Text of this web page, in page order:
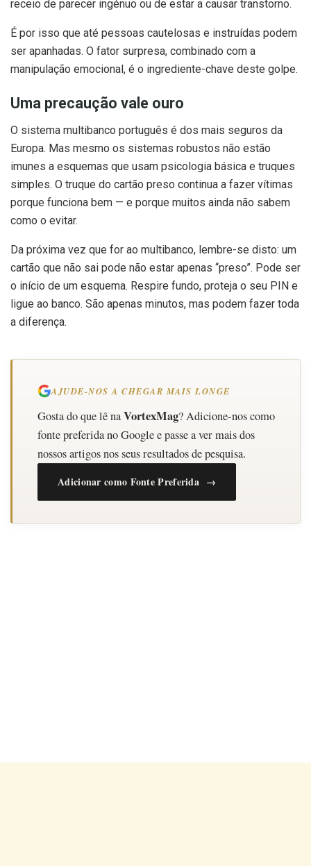
receio de parecer ingénuo ou de estar a causar transtorno.
É por isso que até pessoas cautelosas e instruídas podem
ser apanhadas. O fator surpresa, combinado com a
manipulação emocional, é o ingrediente-chave deste golpe.
Uma precaução vale ouro
O sistema multibanco português é dos mais seguros da
Europa. Mas mesmo os sistemas robustos não estão
imunes a esquemas que usam psicologia básica e truques
simples. O truque do cartão preso continua a fazer vítimas
porque funciona bem — e porque muitos ainda não sabem
como o evitar.
Da próxima vez que for ao multibanco, lembre-se disto: um
cartão que não sai pode não estar apenas “preso”. Pode ser
o início de um esquema. Respire fundo, proteja o seu PIN e
ligue ao banco. São apenas minutos, mas podem fazer toda
a diferença.
AJUDE-NOS A CHEGAR MAIS LONGE
Gosta do que lê naVortexMag? Adicione-nos como
fonte preferida no Google e passe a ver mais dos
nossos artigos nos seus resultados de pesquisa.
Adicionar como Fonte Preferida →